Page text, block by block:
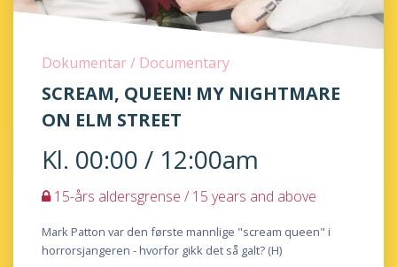
Dokumentar / Documentary
SCREAM, QUEEN! MY NIGHTMARE
ON ELM STREET
Kl. 00:00 / 12:00am
15-års aldersgrense / 15 years and above
Mark Patton var den første mannlige "scream queen" i
horrorsjangeren - hvorfor gikk det så galt? (H)